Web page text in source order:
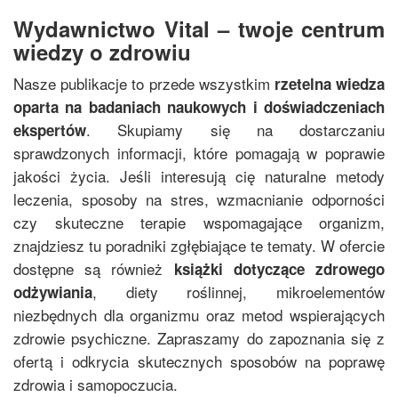
Wydawnictwo Vital – twoje centrum
wiedzy o zdrowiu
Nasze publikacje to przede wszystkim rzetelna wiedza
oparta na badaniach naukowych i doświadczeniach
ekspertów. Skupiamy się na dostarczaniu
sprawdzonych informacji, które pomagają w poprawie
jakości życia. Jeśli interesują cię naturalne metody
leczenia, sposoby na stres, wzmacnianie odporności
czy skuteczne terapie wspomagające organizm,
znajdziesz tu poradniki zgłębiające te tematy. W ofercie
dostępne są również książki dotyczące zdrowego
odżywiania, diety roślinnej, mikroelementów
niezbędnych dla organizmu oraz metod wspierających
zdrowie psychiczne. Zapraszamy do zapoznania się z
ofertą i odkrycia skutecznych sposobów na poprawę
zdrowia i samopoczucia.